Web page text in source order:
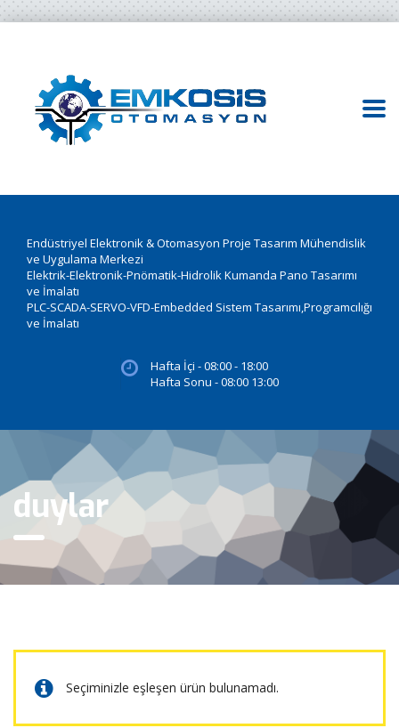
Endüstriyel Elektronik & Otomasyon Proje Tasarım Mühendislik
ve Uygulama Merkezi
Elektrik-Elektronik-Pnömatik-Hidrolik Kumanda Pano Tasarımı
ve İmalatı
PLC-SCADA-SERVO-VFD-Embedded Sistem Tasarımı,Programcılığı
ve İmalatı
Hafta İçi - 08:00 - 18:00
Hafta Sonu - 08:00 13:00
duylar
Seçiminizle eşleşen ürün bulunamadı.